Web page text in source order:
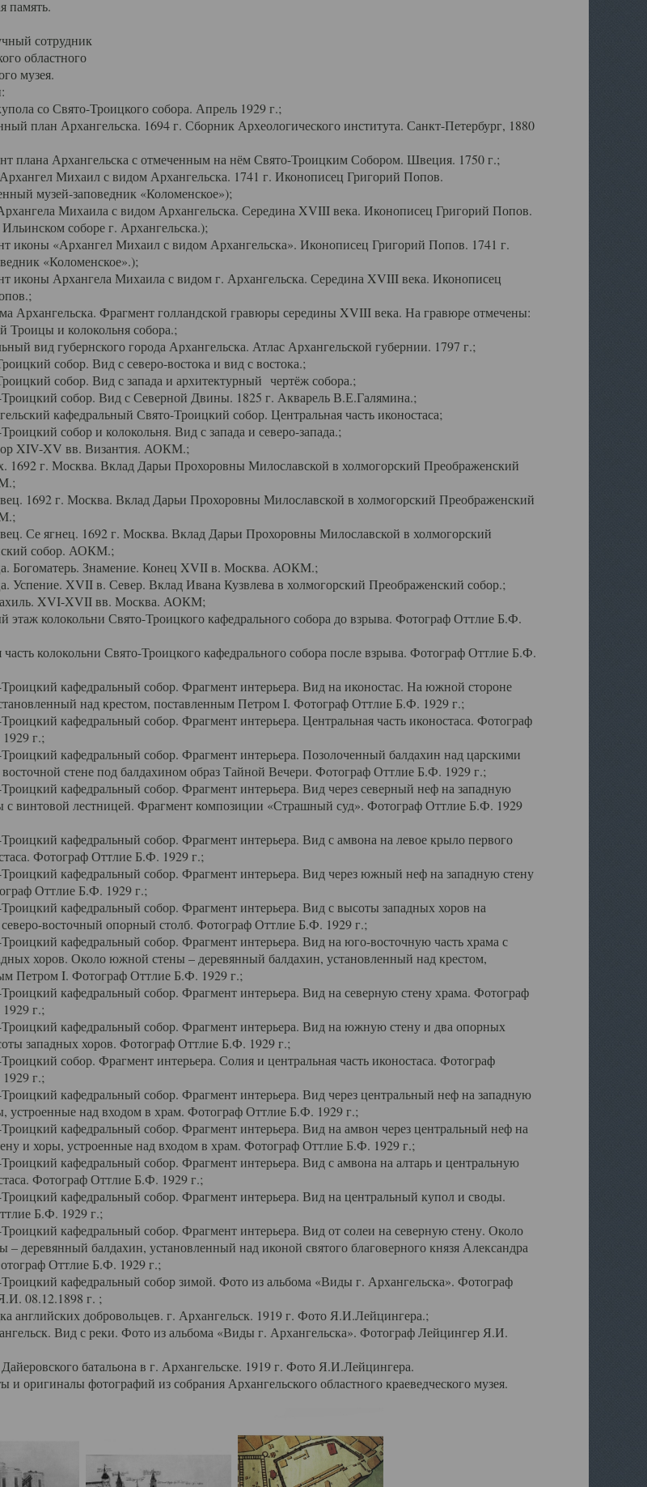
память.
сотрудник
областного
музея.
со Свято-Троицкого собора. Апрель 1929 г.;
план Архангельска. 1694 г. Сборник Археологического института. Санкт-Петербург, 1880
плана Архангельска с отмеченным на нём Свято-Троицким Собором. Швеция. 1750 г.;
Михаил с видом Архангельска. 1741 г. Иконописец Григорий Попов.
музей-заповедник «Коломенское»);
Михаила с видом Архангельска. Середина XVIII века. Иконописец Григорий Попов.
соборе г. Архангельска.);
иконы «Архангел Михаил с видом Архангельска». Иконописец Григорий Попов. 1741 г.
«Коломенское».);
иконы Архангела Михаила с видом г. Архангельска. Середина XVIII века. Иконописец
Фрагмент голландской гравюры середины XVIII века. На гравюре отмечены:
Троицы и колокольня собора.;
вид губернского города Архангельска. Атлас Архангельской губернии. 1797 г.;
собор. Вид с северо-востока и вид с востока.;
собор. Вид с запада и архитектурный чертёж собора.;
собор. Вид с Северной Двины. 1825 г. Акварель В.Е.Галямина.;
кафедральный Свято-Троицкий собор. Центральная часть иконостаса;
собор и колокольня. Вид с запада и северо-запада.;
XIV-XV вв. Византия. АОКМ.;
г. Москва. Вклад Дарьи Прохоровны Милославской в холмогорский Преображенский
1692 г. Москва. Вклад Дарьи Прохоровны Милославской в холмогорский Преображенский
Се ягнец. 1692 г. Москва. Вклад Дарьи Прохоровны Милославской в холмогорский
собор. АОКМ.;
Богоматерь. Знамение. Конец XVII в. Москва. АОКМ.;
XVII в. Север. Вклад Ивана Кузвлева в холмогорский Преображенский собор.;
XVI-XVII вв. Москва. АОКМ;
колокольни Свято-Троицкого кафедрального собора до взрыва. Фотограф Оттлие Б.Ф.
колокольни Свято-Троицкого кафедрального собора после взрыва. Фотограф Оттлие Б.Ф.
кафедральный собор. Фрагмент интерьера. Вид на иконостас. На южной стороне
над крестом, поставленным Петром I. Фотограф Оттлие Б.Ф. 1929 г.;
кафедральный собор. Фрагмент интерьера. Центральная часть иконостаса. Фотограф
г.;
кафедральный собор. Фрагмент интерьера. Позолоченный балдахин над царскими
стене под балдахином образ Тайной Вечери. Фотограф Оттлие Б.Ф. 1929 г.;
кафедральный собор. Фрагмент интерьера. Вид через северный неф на западную
с винтовой лестницей. Фрагмент композиции «Страшный суд». Фотограф Оттлие Б.Ф. 1929
кафедральный собор. Фрагмент интерьера. Вид с амвона на левое крыло первого
Фотограф Оттлие Б.Ф. 1929 г.;
кафедральный собор. Фрагмент интерьера. Вид через южный неф на западную стену
Оттлие Б.Ф. 1929 г.;
кафедральный собор. Фрагмент интерьера. Вид с высоты западных хоров на
северо-восточный опорный столб. Фотограф Оттлие Б.Ф. 1929 г.;
кафедральный собор. Фрагмент интерьера. Вид на юго-восточную часть храма с
хоров. Около южной стены – деревянный балдахин, установленный над крестом,
Петром I. Фотограф Оттлие Б.Ф. 1929 г.;
кафедральный собор. Фрагмент интерьера. Вид на северную стену храма. Фотограф
г.;
кафедральный собор. Фрагмент интерьера. Вид на южную стену и два опорных
западных хоров. Фотограф Оттлие Б.Ф. 1929 г.;
собор. Фрагмент интерьера. Солия и центральная часть иконостаса. Фотограф
г.;
кафедральный собор. Фрагмент интерьера. Вид через центральный неф на западную
устроенные над входом в храм. Фотограф Оттлие Б.Ф. 1929 г.;
кафедральный собор. Фрагмент интерьера. Вид на амвон через центральный неф на
и хоры, устроенные над входом в храм. Фотограф Оттлие Б.Ф. 1929 г.;
кафедральный собор. Фрагмент интерьера. Вид с амвона на алтарь и центральную
Фотограф Оттлие Б.Ф. 1929 г.;
кафедральный собор. Фрагмент интерьера. Вид на центральный купол и своды.
Б.Ф. 1929 г.;
кафедральный собор. Фрагмент интерьера. Вид от солеи на северную стену. Около
деревянный балдахин, установленный над иконой святого благоверного князя Александра
Оттлие Б.Ф. 1929 г.;
кафедральный собор зимой. Фото из альбома «Виды г. Архангельска». Фотограф
08.12.1898 г. ;
добровольцев. г. Архангельск. 1919 г. Фото Я.И.Лейцингера.;
Вид с реки. Фото из альбома «Виды г. Архангельска». Фотограф Лейцингер Я.И.
батальона в г. Архангельске. 1919 г. Фото Я.И.Лейцингера.
и оригиналы фотографий из собрания Архангельского областного краеведческого музея.